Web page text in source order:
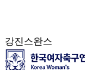
강진스완스